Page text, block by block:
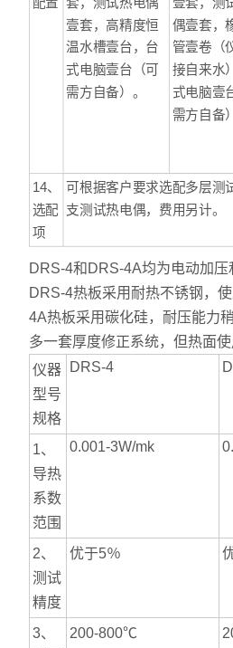
壹套，高精度恒
温水槽壹台，台
式电脑壹台（可
需方自备）。
偶壹套，
管壹卷（
接自来水
式电脑壹
需方自备
14、
选配
项
可根据客户要求选配多层测
支测试热电偶，费用另计。
DRS-4和DRS-4A均为电动加
DRS-4热板采用耐热不锈钢，
4A热板采用碳化硅，耐压能力
多一套厚度修正系统，但热面使
仪器
型号
规格
DRS-4
1、
导热
系数
范围
0.001-3W/mk
2、
测试
精度
优于5％
3、
200-800℃